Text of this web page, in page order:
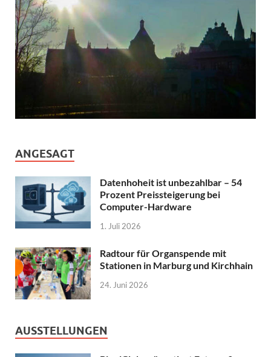
ANGESAGT
Datenhoheit ist unbezahlbar – 54
Prozent Preissteigerung bei
Computer-Hardware
1. Juli 2026
Radtour für Organspende mit
Stationen in Marburg und Kirchhain
24. Juni 2026
AUSSTELLUNGEN